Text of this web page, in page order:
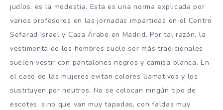
judíos, es la modestia. Esta es una norma explicada por
varios profesores en las jornadas impartidas en el Centro
Sefarad Israel y Casa Árabe en Madrid. Por tal razón, la
vestimenta de los hombres suele ser más tradicionales
suelen vestir con pantalones negros y camisa blanca. En
el caso de las mujeres evitan colores llamativos y los
sustituyen por neutros. No se colocan ningún tipo de
escotes, sino que van muy tapadas, con faldas muy